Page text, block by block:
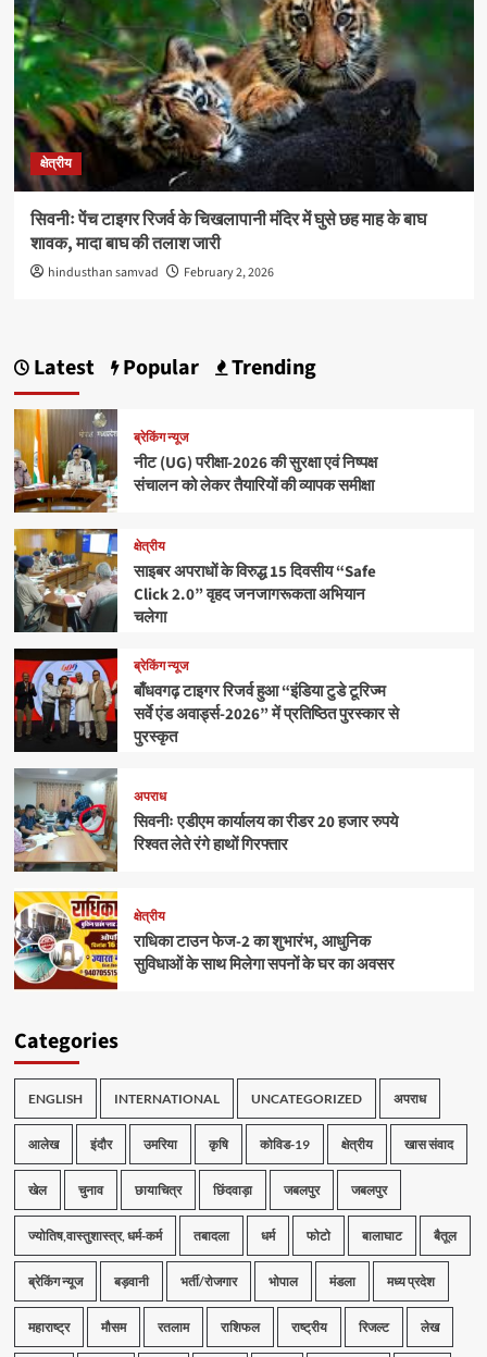
क्षेत्रीय
सिवनीः पेंच टाइगर रिजर्व के चिखलापानी मंदिर में घुसे छह माह के बाघ
शावक, मादा बाघ की तलाश जारी
hindusthan samvad February 2, 2026
Latest Popular Trending
ब्रेकिंग न्यूज
नीट (UG) परीक्षा-2026 की सुरक्षा एवं निष्पक्ष
संचालन को लेकर तैयारियों की व्यापक समीक्षा
क्षेत्रीय
साइबर अपराधों के विरुद्ध 15 दिवसीय “Safe
Click 2.0” वृहद जनजागरूकता अभियान
चलेगा
ब्रेकिंग न्यूज
बाँधवगढ़ टाइगर रिजर्व हुआ “इंडिया टुडे टूरिज्म
सर्वे एंड अवार्ड्स-2026” में प्रतिष्ठित पुरस्कार से
पुरस्कृत
अपराध
सिवनीः एडीएम कार्यालय का रीडर 20 हजार रुपये
रिश्वत लेते रंगे हाथों गिरफ्तार
क्षेत्रीय
राधिका टाउन फेज-2 का शुभारंभ, आधुनिक
सुविधाओं के साथ मिलेगा सपनों के घर का अवसर
Categories
ENGLISH INTERNATIONAL UNCATEGORIZED अपराध
आलेख इंदौर उमरिया कृषि कोविड-19 क्षेत्रीय खास संवाद
खेल चुनाव छायाचित्र छिंदवाड़ा जबलपुर जबलपुर
ज्योतिष,वास्तुशास्त्र, धर्म-कर्म तबादला धर्म फोटो बालाघाट बैतूल
ब्रेकिंग न्यूज बड़वानी भर्ती/रोजगार भोपाल मंडला मध्य प्रदेश
महाराष्ट्र मौसम रतलाम राशिफल राष्ट्रीय रिजल्ट लेख